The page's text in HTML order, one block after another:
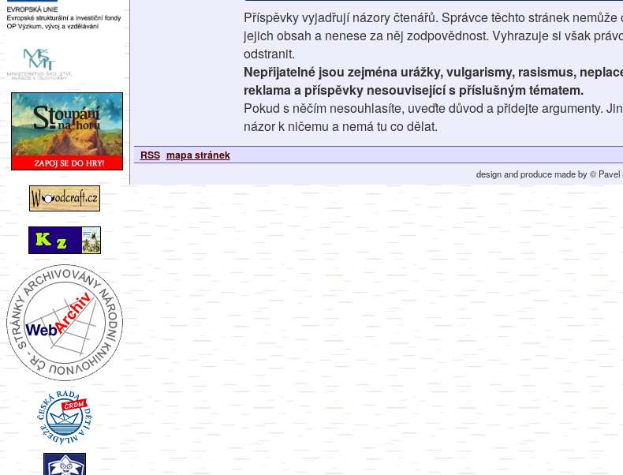
Příspěvky vyjadřují názory čtenářů. Správce těchto stránek nemůže
jejich obsah a nenese za něj zodpovědnost. Vyhrazuje si však
odstranit.
Nepřijatelné jsou zejména urážky, vulgarismy, rasismus,
reklama a příspěvky nesouvisející s příslušným tématem.
Pokud s něčím nesouhlasíte, uveďte důvod a přidejte argumenty.
názor k ničemu a nemá tu co dělat.
RSS mapa stránek
design and produce made by © Pavel